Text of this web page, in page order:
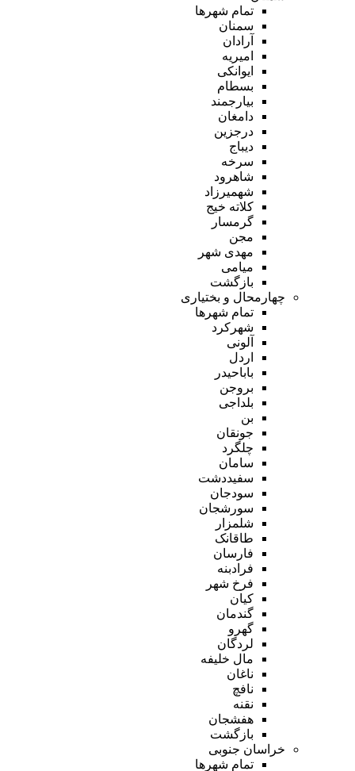
تمام شهر‌ها
سمنان
آرادان
امیریه
ایوانکی
بسطام
بیارجمند
دامغان
درجزین
دیباج
سرخه
شاهرود
شهمیرزاد
کلاته خیج
گرمسار
مجن
مهدی شهر
میامی
بازگشت
چهارمحال و بختیاری
تمام شهر‌ها
شهرکرد
آلونی
اردل
باباحیدر
بروجن
بلداجی
بن
جونقان
چلگرد
سامان
سفیددشت
سودجان
سورشجان
شلمزار
طاقانک
فارسان
فرادبنه
فرخ شهر
کیان
گندمان
گهرو
لردگان
مال خلیفه
ناغان
نافچ
نقنه
هفشجان
بازگشت
خراسان جنوبی
تمام شهر‌ها